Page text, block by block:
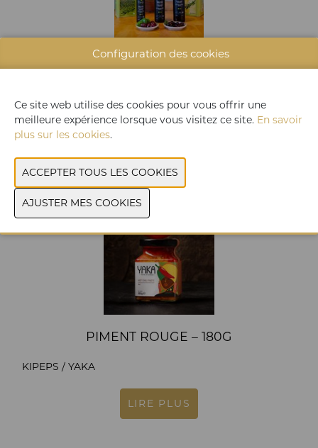
HUILE D'OLIVE EXTRA VIERGE DE
ELEAS
PIMENT ROUGE – 180G
KIPEPS / YAKA
LIRE PLUS
Configuration des cookies
Ce site web utilise des cookies pour vous offrir une
meilleure expérience lorsque vous visitez ce site. En savoir
plus sur les cookies.